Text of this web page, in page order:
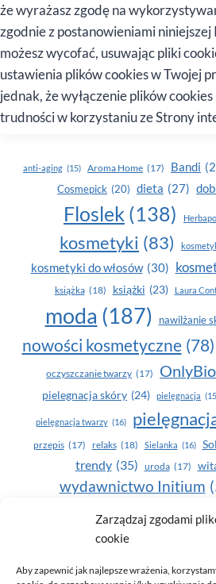
Zarządzaj zgodami
cookie
Aby zapewnić jak najlepsze wrażenia,
że wyrażasz zgodę na
zgodnie z postanowieniami
możesz wycofać, usuwając pliki
ustawienia plików cookies w Twojej
jednak, że wyłączenie plików
trudności w korzystaniu ze Strony
anti-aging (15) Aroma Home (17) Bandi
Cosmepick (20) dieta (27)
Floslek (138)
kosmetyki (83)
kosmetyki do włosów (30)
książka (18) książki (23) Laura
moda (187) nawilżanie
nowości kosmetyczne (78)
oczyszczanie twarzy (17) OnlyBio
pielegnacja skóry (24) pielęgnacja
pielęgnacja twarzy (16)
przepis (17) relaks (18) Sielanka (16)
trendy (35) uroda (17)
wydawnictwo Initium
Yasumi(164)
zdrowie